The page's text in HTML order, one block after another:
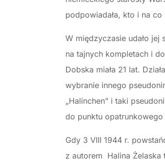
podpowiadała, kto i na co
W międzyczasie udało jej
na tajnych kompletach i
Dobska miała 21 lat.
wybranie innego
„Halinchen” i taki
do punktu opatrunkowego
Gdy 3 VIII 1944 r.
z autorem Halina Żelaska